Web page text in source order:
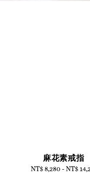
麻花素戒指
Regular
NT$ 8,280 -NT$